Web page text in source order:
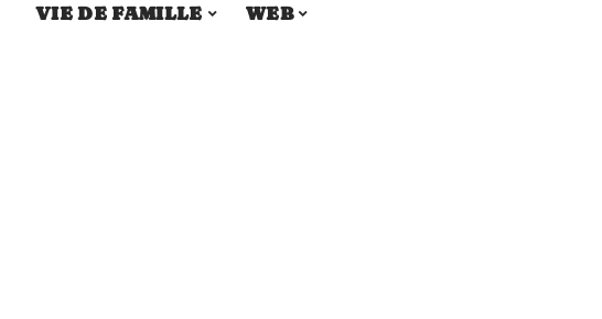
VIE DE FAMILLE
WEB